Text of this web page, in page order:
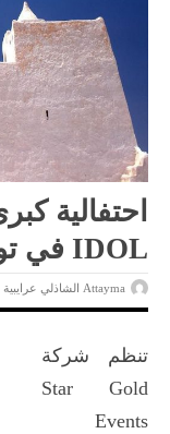
IDOL في تونس
Attayma الشاذلي عرايبية
تنظم شركة
Star Gold
Events